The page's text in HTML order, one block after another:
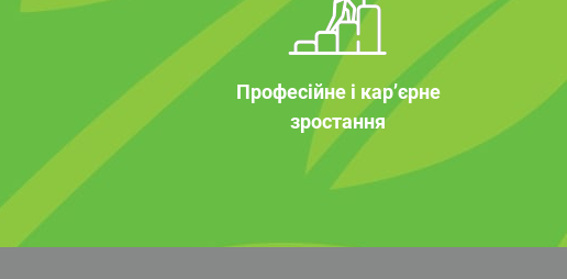
Професійне і кар’єрне
зростання